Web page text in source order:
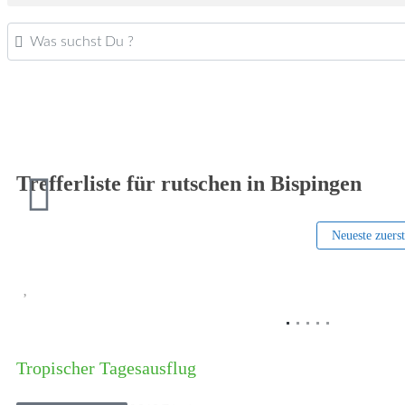
Was suchst Du ?
Trefferliste für rutschen in Bispingen
Neueste zuerst
Tropischer Tagesausflug